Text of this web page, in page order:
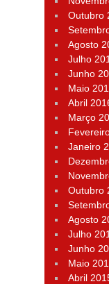
Outubro
Agosto
Julho
Junho
Maio
Abril
Março
Janeiro
Outubro
Agosto
Julho
Junho
Maio
Abril